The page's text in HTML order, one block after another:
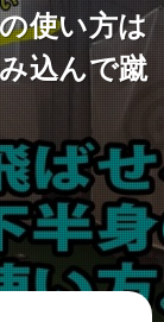
使い方は
込んで蹴